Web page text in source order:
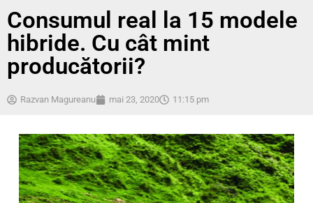
Consumul real la 15 modele
hibride. Cu cât mint
producătorii?
Razvan Magureanu mai 23, 2020 11:15 pm